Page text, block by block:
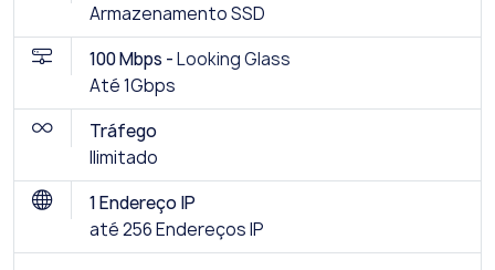
Armazenamento SSD
100 Mbps -Looking Glass
Até 1Gbps
Tráfego
Ilimitado
1 Endereço IP
até 256 Endereços IP